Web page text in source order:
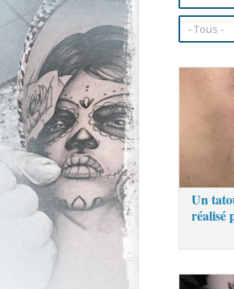
Un
réalisé
Pages